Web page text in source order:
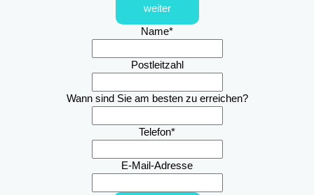
weiter
Name*
Postleitzahl
Wann sind Sie am besten zu erreichen?
Telefon*
E-Mail-Adresse